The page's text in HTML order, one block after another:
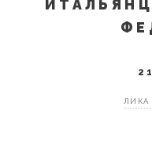
ЛИКА